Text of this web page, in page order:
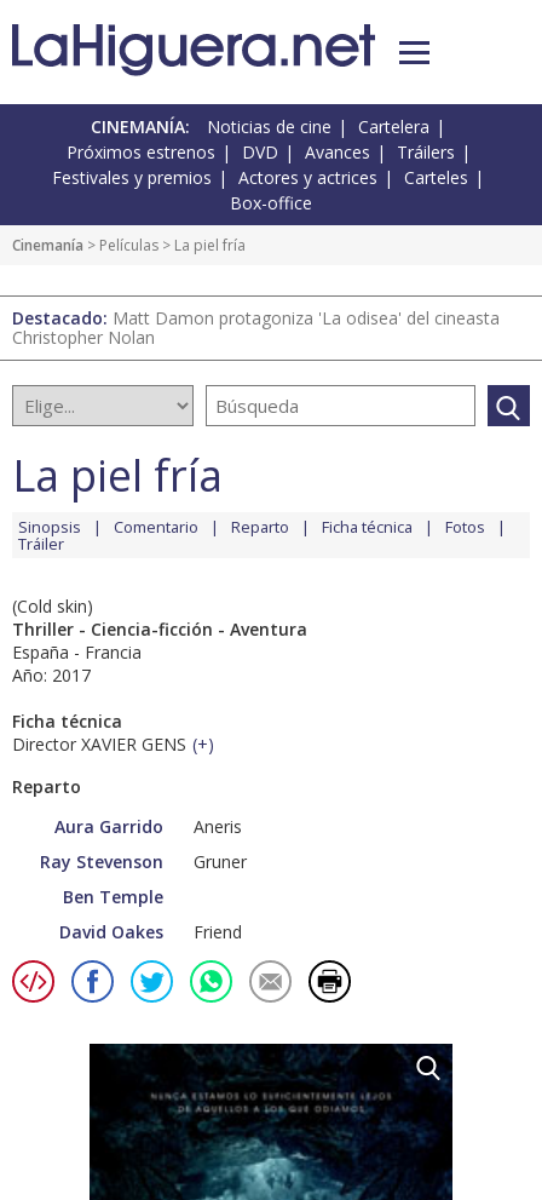
CINEMANÍA: Noticias de cine
Cartelera
Próximos estrenos
DVD Avances
Tráilers
Festivales y premios
Actores y actrices
Carteles
Box-office
Cinemanía > Películas > La piel fría
Destacado: Matt Damon protagoniza 'La odisea' del cineasta
Christopher Nolan
La piel fría
Sinopsis Comentario Reparto Ficha técnica Fotos
Tráiler
(Cold skin)
Thriller - Ciencia-ficción - Aventura
España - Francia
Año: 2017
Ficha técnica
Director XAVIER GENS (+)
Reparto
Aura Garrido
Aneris
Ray Stevenson
Gruner
Ben Temple
David Oakes
Friend